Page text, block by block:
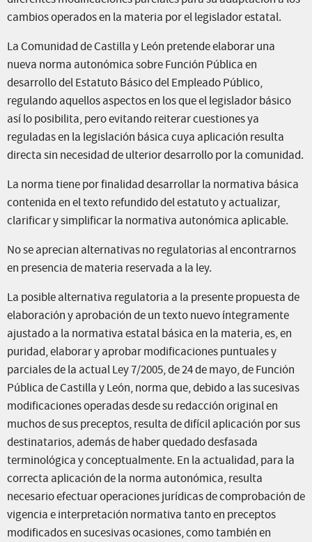
cambios operados en la materia por el legislador estatal.
La Comunidad de Castilla y León pretende elaborar una
nueva norma autonómica sobre Función Pública en
desarrollo del Estatuto Básico del Empleado Público,
regulando aquellos aspectos en los que el legislador básico
así lo posibilita, pero evitando reiterar cuestiones ya
reguladas en la legislación básica cuya aplicación resulta
directa sin necesidad de ulterior desarrollo por la comunidad.
La norma tiene por finalidad desarrollar la normativa básica
contenida en el texto refundido del estatuto y actualizar,
clarificar y simplificar la normativa autonómica aplicable.
No se aprecian alternativas no regulatorias al encontrarnos
en presencia de materia reservada a la ley.
La posible alternativa regulatoria a la presente propuesta de
elaboración y aprobación de un texto nuevo íntegramente
ajustado a la normativa estatal básica en la materia, es, en
puridad, elaborar y aprobar modificaciones puntuales y
parciales de la actual Ley 7/2005, de 24 de mayo, de Función
Pública de Castilla y León, norma que, debido a las sucesivas
modificaciones operadas desde su redacción original en
muchos de sus preceptos, resulta de difícil aplicación por sus
destinatarios, además de haber quedado desfasada
terminológica y conceptualmente. En la actualidad, para la
correcta aplicación de la norma autonómica, resulta
necesario efectuar operaciones jurídicas de comprobación de
vigencia e interpretación normativa tanto en preceptos
modificados en sucesivas ocasiones, como también en